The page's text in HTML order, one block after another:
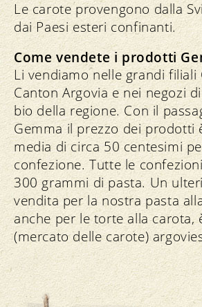
Le carote provengono dalla
dai Paesi esteri confinanti.
Come vendete i prodotti
Li vendiamo nelle grandi filiali
Canton Argovia e nei negozi
bio della regione. Con il
Gemma il prezzo dei prodotti
media di circa 50 centesimi
confezione. Tutte le
300 grammi di pasta. Un
vendita per la nostra pasta
anche per le torte alla carota,
(mercato delle carote)